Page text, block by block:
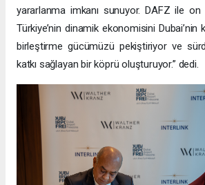
yararlanma imkanı sunuyor. DAFZ ile on
Türkiye’nin dinamik ekonomisini Dubai’nin
birleştirme gücümüzü pekiştiriyor ve
katkı sağlayan bir köprü oluşturuyor.” dedi.